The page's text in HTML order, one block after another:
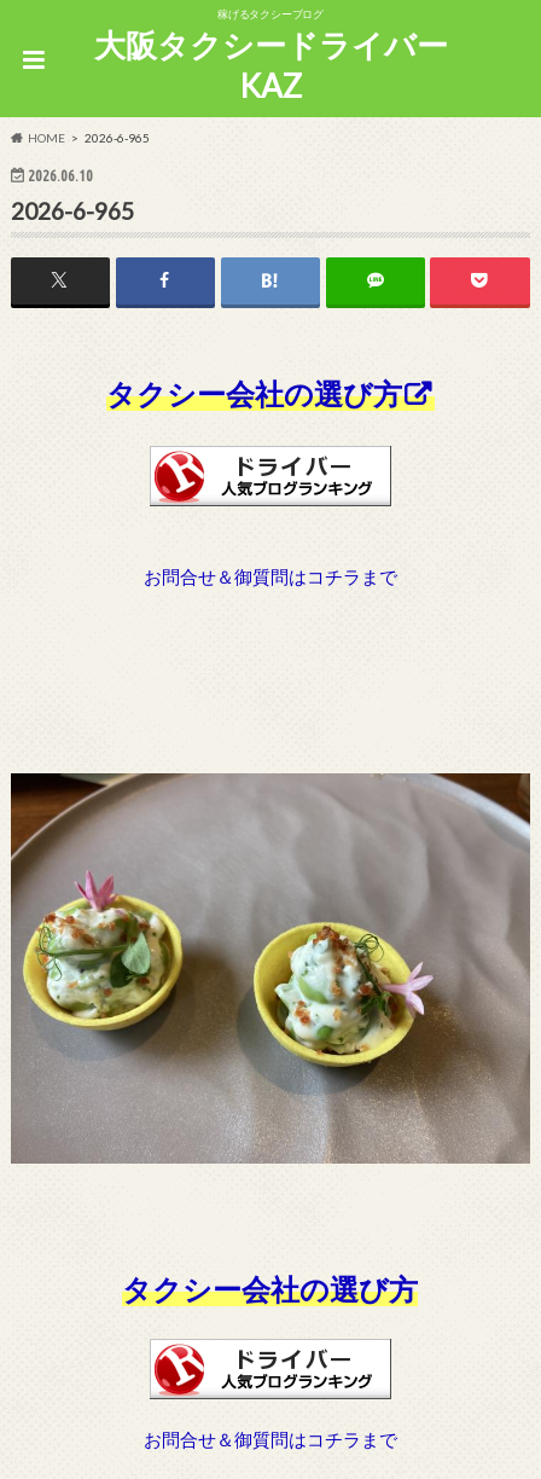
稼げるタクシーブログ
大阪タクシードライバー
KAZ
HOME 2026-6-965
2026.06.10
2026-6-965
タクシー会社の選び方
お問合せ＆御質問はコチラまで
タクシー会社の選び方
お問合せ＆御質問はコチラまで